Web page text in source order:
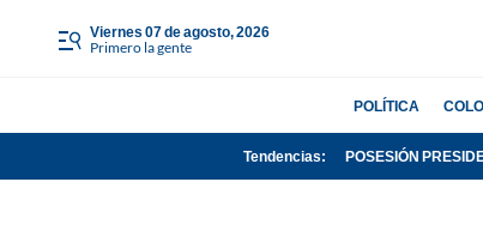
viernes 07 de agosto, 2026
Primero la gente
POLÍTICA
Tendencias: POSESIÓN